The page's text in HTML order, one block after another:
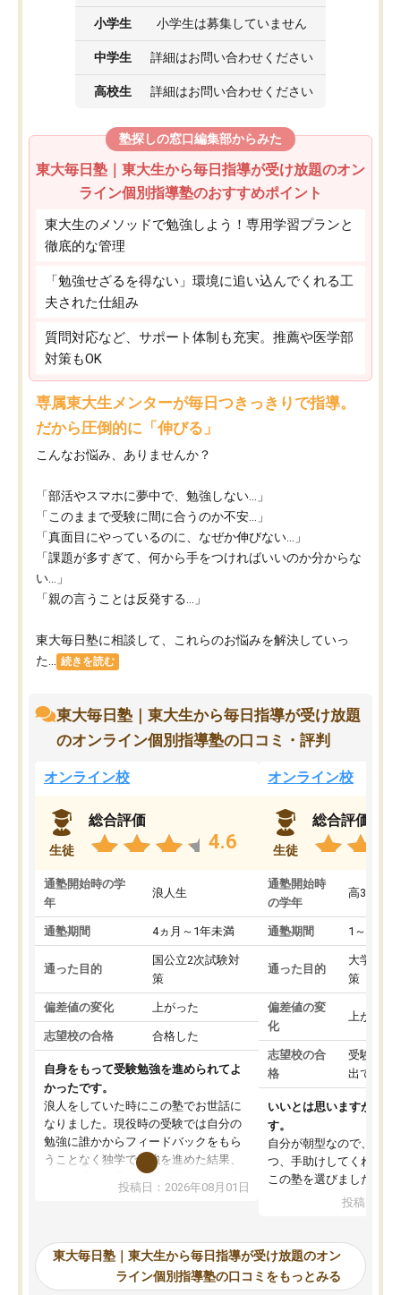
小学生 小学生は募集していません
中学生 詳細はお問い合わせください
高校生 詳細はお問い合わせください
塾探しの窓口編集部からみた
東大毎日塾｜東大生から毎日指導が受け放題のオン
ライン個別指導塾のおすすめポイント
東大生のメソッドで勉強しよう！専用学習プランと
徹底的な管理
「勉強せざるを得ない」環境に追い込んでくれる工
夫された仕組み
質問対応など、サポート体制も充実。推薦や医学部
対策もOK
専属東大生メンターが毎日つきっきりで指導。
だから圧倒的に「伸びる」
こんなお悩み、ありませんか？
「部活やスマホに夢中で、勉強しない…」
「このままで受験に間に合うのか不安…」
「真面目にやっているのに、なぜか伸びない…」
「課題が多すぎて、何から手をつければいいのか分からな
い…」
「親の言うことは反発する…」
東大毎日塾に相談して、これらのお悩みを解決していっ
た...
続きを読む
東大毎日塾｜東大生から毎日指導が受け放題
のオンライン個別指導塾の口コミ・評判
オンライン校
生徒
総合評価
4.6
通塾開始時の学
年
浪人生
通塾期間 4ヵ月～1年未満
通った目的
国公立2次試験対
策
偏差値の変化 上がった
志望校の合格 合格した
自身をもって受験勉強を進められてよ
かったです。
浪人をしていた時にこの塾でお世話に
なりました。現役時の受験では自分の
勉強に誰かからフィードバックをもら
うことなく独学で勉強を進めた結果、
入試本番に地歴の学習が間に合わず不
合格となってしまいました。その経験
東大毎日塾にたどり着きました。学習
の長期計画や日々の勉強のやり方につ
いて客観的なアドバイスをいただけた
投稿日：2026年08月01日
オンライン校
生徒
総合評価
通塾開始時
の学年
高3
通塾期間 1～3ヵ月
通った目的
大学入学
策
偏差値の変
化
上がった
志望校の合
格
受験して
出ていな
いいとは思いますが、料
す。
自分が朝型なので、自習
つ、手助けしてくれる設
この塾を選びました。
投稿日：
東大毎日塾｜東大生から毎日指導が受け放題のオン
ライン個別指導塾の口コミをもっとみる